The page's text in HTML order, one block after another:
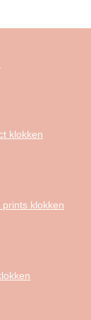
klokken
prints klokken